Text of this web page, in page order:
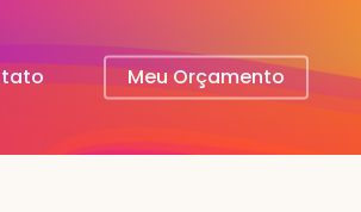
Meu Orçamento